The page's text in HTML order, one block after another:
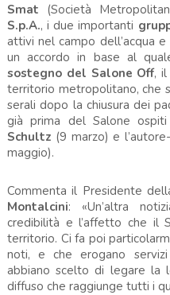
Smat (Società
S.p.A., i due importanti
attivi nel campo dell’acqua
un accordo in base al
sostegno del Salone Off, il
territorio metropolitano, che
serali dopo la chiusura dei
già prima del Salone
Schultz (9 marzo) e
maggio).
Commenta il Presidente
Montalcini: «Un’altra
credibilità e l’affetto che il
territorio. Ci fa poi
noti, e che erogano
abbiano scelto di legare la
diffuso che raggiunge tutti i